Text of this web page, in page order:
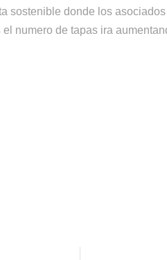
sostenible donde los
numero de tapas ira